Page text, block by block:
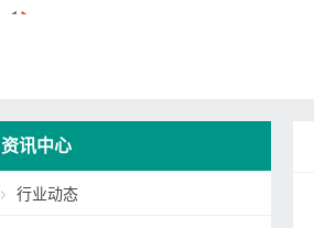
资讯中心
行业动态